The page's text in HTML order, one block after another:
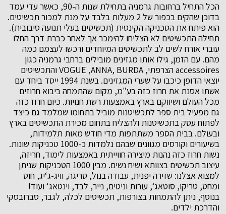
הכל התחיל ברחובות גרמניה בתחילת שנות ה-90, כאשר עדי עמד
בדוכן שהקים בכפור של 2 מעלות בלבד על מנת למכור תכשיטים.
הוא פיתח את הטכניקה הקינטית (תכשיטים בעלי תנועה סיבובית).
תחילה התכשיטים לא הצליחו להימכר אך לאחר כברת דרך החלו
עוברי אורח לשים לב לתכשיטים המיוחדים ורכשו לעצמם כמה
מהם. עם הזמן, גילו אותו מגזינים מובילים ברחבי גרמניה כגון
accessoires הצרפתי, VOGUE ,ANNA, BURDA והתכשיטים
יוצאי הדופן כיכבו על שערי המגזינים. בשנת 1994 ייסד ביחד עם
אשתו אסנת את חרוז כזה בע"מ, מקום שהתמחה ביבוא חרוזים
מכל העולם ושיווקם בארץ באמצעות רשת חנויות. כיום חרוז כזה
גם מפעיל בית ספר לתכשיטנות מוביל בתחומו שמלמד גם כיצד
לפתוח עסק בתכשיטנות ולהצליח בתחום מכירת התכשיטים בארץ
ובעולם. בבית הספר משתתפות מדי חודש מאות תלמידות,
בשיעורים וקורסים מגוונים שבהם נלמדות כ-1000 טכניקות שונות.
נשות חרוז כזה נהנות מיצירה חווייתית באמצעות לימוד, חריזה,
עיצוב תכשיטים בצוותא ושיח נשים. מבין 1000 הטכניקות שניתן
למצוא אצלנו: שזירה יפנית, עבודה בנול, סריגה, וויג-ג‘יג, חוט
ומחט, טריקו, סוטאג‘, עורות וניטים, נייר, לבד, וינטאג‘ ועוד!
בנוסף, ניתן להתמחות בצורפות, תכשיטים לכלה, לגבר, סברובסקי
והדרכת ילדים.